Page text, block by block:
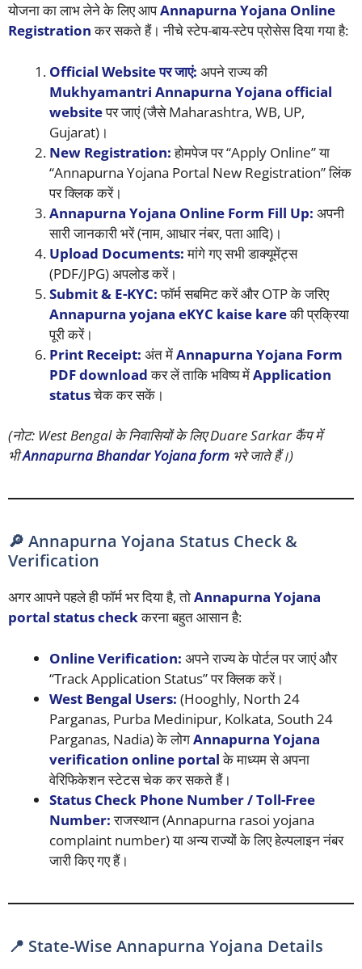
योजना का लाभ लेने के लिए आपAnnapurna Yojana Online
Registrationकर सकते हैं। नीचे स्टेप-बाय-स्टेप प्रोसेस दिया गया है:
Official Website पर जाएं: अपने राज्य की
Mukhyamantri Annapurna Yojana official
websiteपर जाएं (जैसे Maharashtra, WB, UP,
Gujarat)।
New Registration:होमपेज पर “Apply Online” या
“Annapurna Yojana Portal New Registration” लिंक
पर क्लिक करें।
Annapurna Yojana Online Form Fill Up: अपनी
सारी जानकारी भरें (नाम, आधार नंबर, पता आदि)।
Upload Documents:मांगे गए सभी डाक्यूमेंट्स
(PDF/JPG) अपलोड करें।
Submit & E-KYC:फॉर्म सबमिट करें और OTP के जरिए
Annapurna yojana eKYC kaise kareकी प्रक्रिया
पूरी करें।
Print Receipt: अंत मेंAnnapurna Yojana Form
PDF downloadकर लें ताकि भविष्य मेंApplication
statusचेक कर सकें।
(नोट: West Bengal के निवासियों के लिए Duare Sarkar कैंप में
भीAnnapurna Bhandar Yojana form भरे जाते हैं।)
🔎 Annapurna Yojana Status Check &
Verification
अगर आपने पहले ही फॉर्म भर दिया है, तोAnnapurna Yojana
portal status checkकरना बहुत आसान है:
Online Verification: अपने राज्य के पोर्टल पर जाएं और
“Track Application Status” पर क्लिक करें।
West Bengal Users: (Hooghly, North 24
Parganas, Purba Medinipur, Kolkata, South 24
Parganas, Nadia) के लोगAnnapurna Yojana
verification online portalके माध्यम से अपना
वेरिफिकेशन स्टेटस चेक कर सकते हैं।
Status Check Phone Number / Toll-Free
Number:राजस्थान (Annapurna rasoi yojana
complaint number) या अन्य राज्यों के लिए हेल्पलाइन नंबर
जारी किए गए हैं।
📍 State-Wise Annapurna Yojana Details